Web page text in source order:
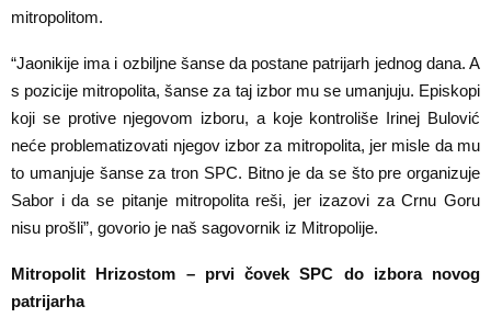
mitropolitom.
“Jaonikije ima i ozbiljne šanse da postane patrijarh jednog dana. A
s pozicije mitropolita, šanse za taj izbor mu se umanjuju. Episkopi
koji se protive njegovom izboru, a koje kontroliše Irinej Bulović
neće problematizovati njegov izbor za mitropolita, jer misle da mu
to umanjuje šanse za tron SPC. Bitno je da se što pre organizuje
Sabor i da se pitanje mitropolita reši, jer izazovi za Crnu Goru
nisu prošli”, govorio je naš sagovornik iz Mitropolije.
Mitropolit Hrizostom – prvi čovek SPC do izbora novog
patrijarha